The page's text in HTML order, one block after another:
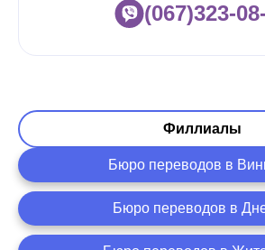
(067)323-
Филлиалы
Бюро переводов в
Бюро переводов в